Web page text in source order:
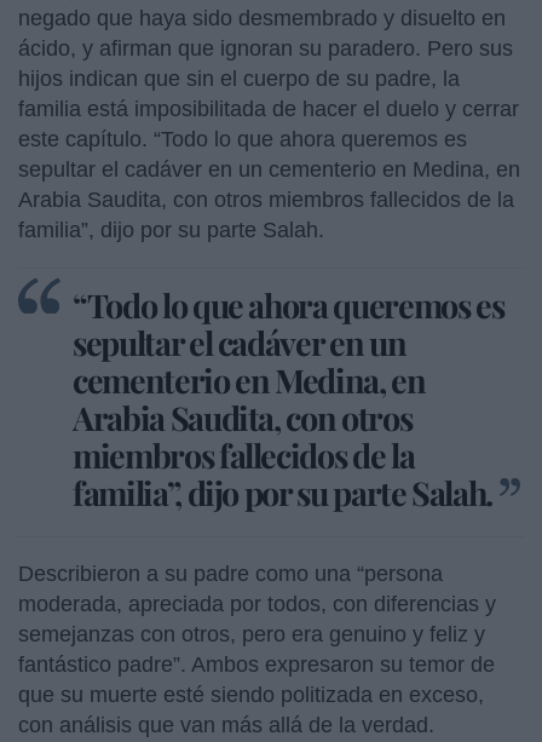
negado que haya sido desmembrado y disuelto en
ácido, y afirman que ignoran su paradero. Pero sus
hijos indican que sin el cuerpo de su padre, la
familia está imposibilitada de hacer el duelo y cerrar
este capítulo. “Todo lo que ahora queremos es
sepultar el cadáver en un cementerio en Medina, en
Arabia Saudita, con otros miembros fallecidos de la
familia”, dijo por su parte Salah.
“Todo lo que ahora queremos es
sepultar el cadáver en un
cementerio en Medina, en
Arabia Saudita, con otros
miembros fallecidos de la
familia”, dijo por su parte Salah.
Describieron a su padre como una “persona
moderada, apreciada por todos, con diferencias y
semejanzas con otros, pero era genuino y feliz y
fantástico padre”. Ambos expresaron su temor de
que su muerte esté siendo politizada en exceso,
con análisis que van más allá de la verdad.